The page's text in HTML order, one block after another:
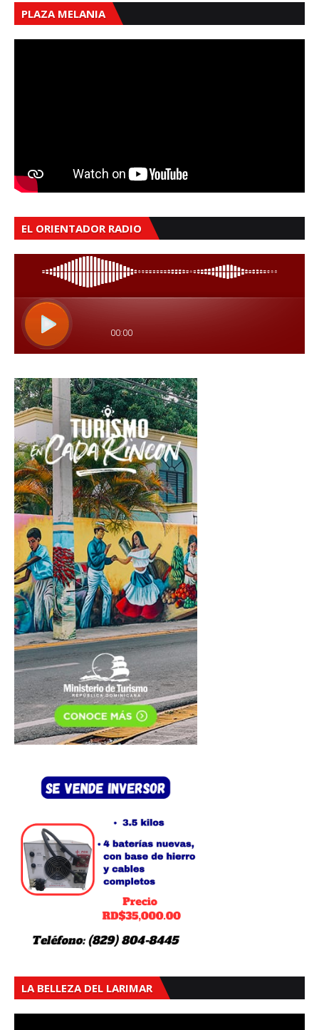
PLAZA MELANIA
EL ORIENTADOR RADIO
LA BELLEZA DEL LARIMAR